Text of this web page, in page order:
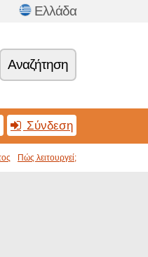
Ελλάδα
Αναζήτηση
Σύνδεση
Πώς λειτουργεί;